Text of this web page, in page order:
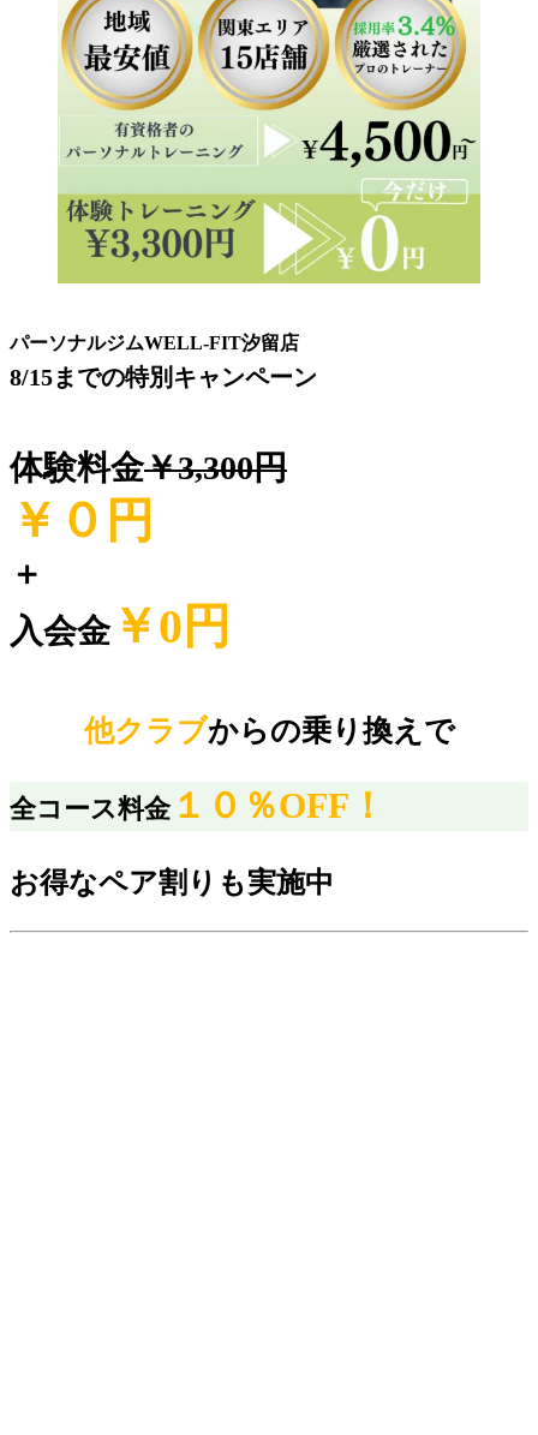
パーソナルジムWELL-FIT汐留店
8/15までの特別キャンペーン
体験料金￥3,300円
￥０ 円
＋
入会金￥0円
他クラブからの乗り換えで
全コース料金１０％OFF！
お得なペア割りも実施中